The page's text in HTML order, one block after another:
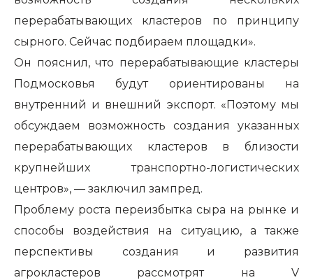
перерабатывающих кластеров по принципу
сырного. Сейчас подбираем площадки».
Он пояснил, что перерабатывающие кластеры
Подмосковья будут ориентированы на
внутренний и внешний экспорт. «Поэтому мы
обсуждаем возможность создания указанных
перерабатывающих кластеров в близости
крупнейших транспортно-логистических
центров», — заключил зампред.
Проблему роста переизбытка сыра на рынке и
способы воздействия на ситуацию, а также
перспективы создания и развития
агрокластеров рассмотрят на V